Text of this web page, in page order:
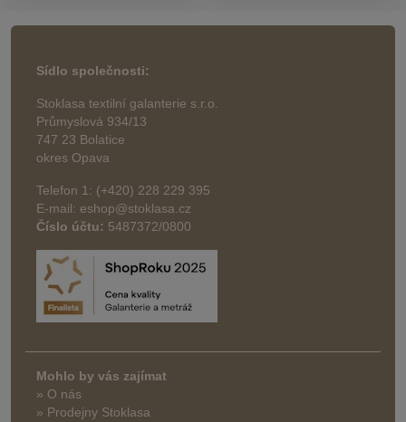
Sídlo společnosti:
Stoklasa textilní galanterie s.r.o.
Průmyslová 934/13
747 23 Bolatice
okres Opava
Telefon 1: (+420) 228 229 395
E-mail: eshop@stoklasa.cz
Číslo účtu: 5487372/0800
Mohlo by vás zajímat
» O nás
» Prodejny Stoklasa